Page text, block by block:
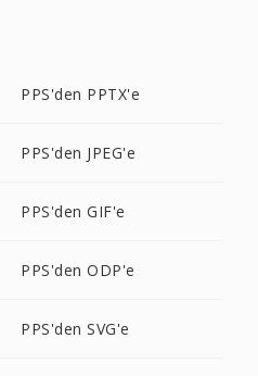
PPS'den PPTX'e
PPS'den JPEG'e
PPS'den GIF'e
PPS'den ODP'e
PPS'den SVG'e